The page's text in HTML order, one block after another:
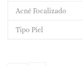
Acné Focalizado
Tipo Piel